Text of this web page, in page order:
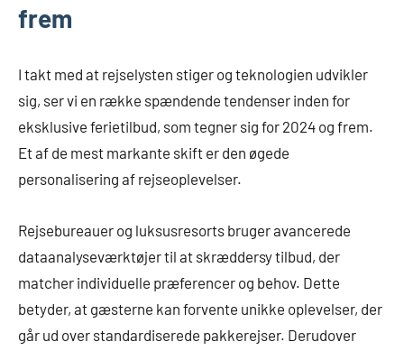
frem
I takt med at rejselysten stiger og teknologien udvikler
sig, ser vi en række spændende tendenser inden for
eksklusive ferietilbud, som tegner sig for 2024 og frem.
Et af de mest markante skift er den øgede
personalisering af rejseoplevelser.
Rejsebureauer og luksusresorts bruger avancerede
dataanalyseværktøjer til at skræddersy tilbud, der
matcher individuelle præferencer og behov. Dette
betyder, at gæsterne kan forvente unikke oplevelser, der
går ud over standardiserede pakkerejser. Derudover